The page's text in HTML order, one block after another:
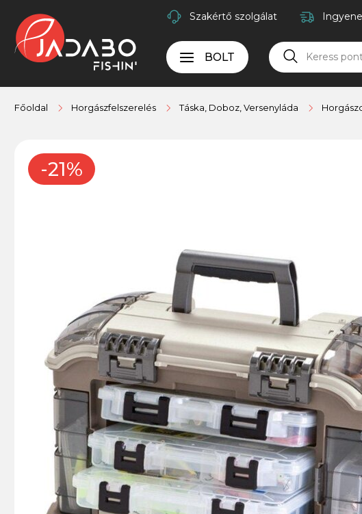
Szakértő szolgálat
BOLT
Főoldal Horgászfelszerelés Táska, Doboz, Versenyláda
-21%